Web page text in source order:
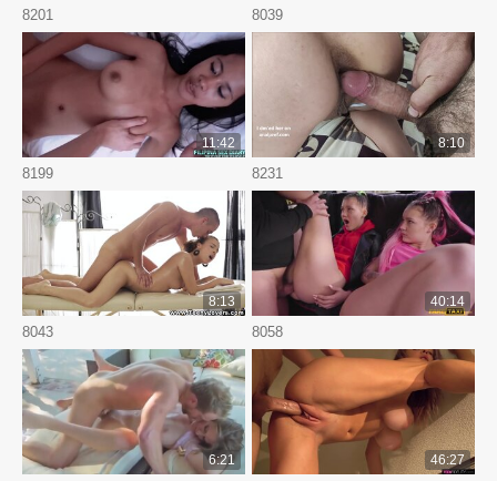
8201 8039
8199
11:42
8231
8:10
8043
8:13
8058
40:14
6:21 46:27